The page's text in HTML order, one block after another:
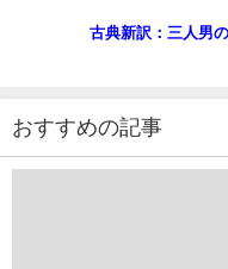
古典新訳：三人男
おすすめの記事